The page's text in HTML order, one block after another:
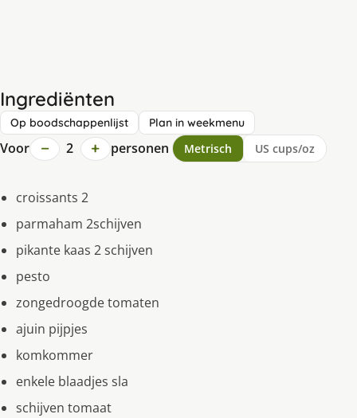
Ingrediënten
Op boodschappenlijst Plan in weekmenu
Voor − 2 + personen Metrisch US cups/oz
croissants 2
parmaham 2schijven
pikante kaas 2 schijven
pesto
zongedroogde tomaten
ajuin pijpjes
komkommer
enkele blaadjes sla
schijven tomaat